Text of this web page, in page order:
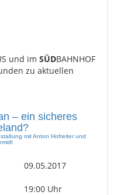
und im SÜDBAHNHOF
zu aktuellen
– ein sicheres
mit Anton Hofreiter und
09.05.2017
19:00 Uhr